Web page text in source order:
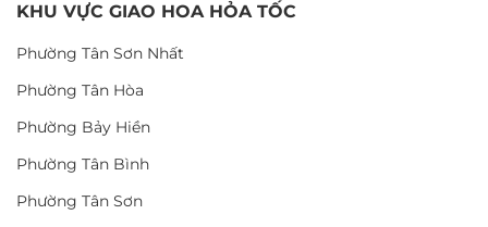
KHU VỰC GIAO HOA HỎA TỐC
Phường Tân Sơn Nhất
Phường Tân Hòa
Phường Bảy Hiền
Phường Tân Bình
Phường Tân Sơn